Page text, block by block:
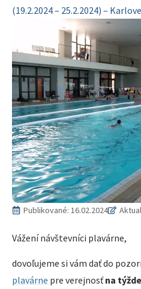
(19.2.2024 – 25.2.2024) –
Publikované: 16.02.2024
Vážení návštevníci plavárne,
dovoľujeme si vám dať do
plavárne pre verejnosť na